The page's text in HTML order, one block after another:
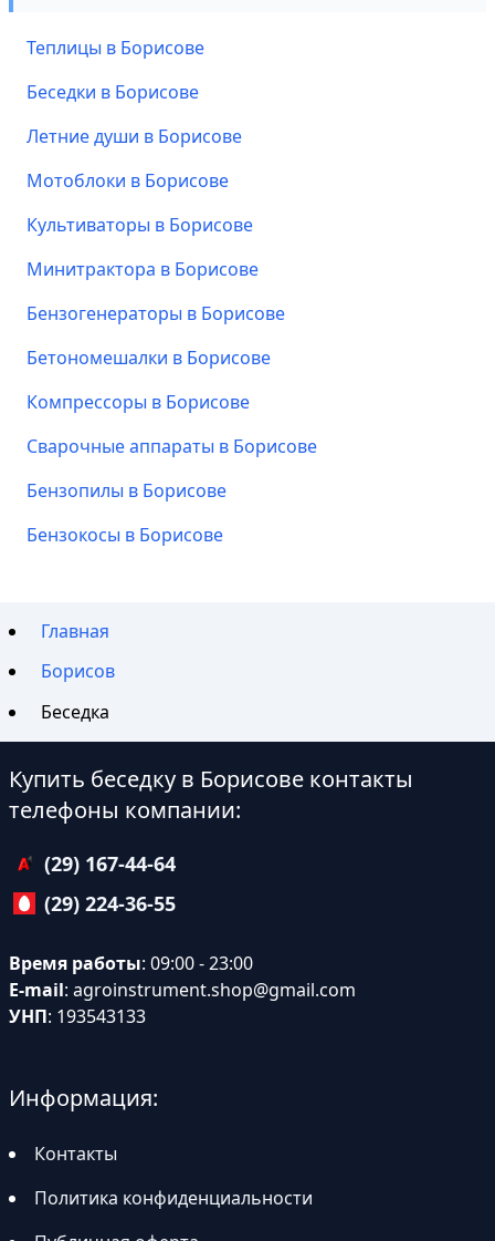
Теплицы в Борисове
Беседки в Борисове
Летние души в Борисове
Мотоблоки в Борисове
Культиваторы в Борисове
Минитрактора в Борисове
Бензогенераторы в Борисове
Бетономешалки в Борисове
Компрессоры в Борисове
Сварочные аппараты в Борисове
Бензопилы в Борисове
Бензокосы в Борисове
Главная
Борисов
Беседка
Купить беседку в Борисове контакты
телефоны компании:
(29) 167-44-64
(29) 224-36-55
Время работы: 09:00 - 23:00
E-mail: agroinstrument.shop@gmail.com
УНП: 193543133
Информация:
Контакты
Политика конфиденциальности